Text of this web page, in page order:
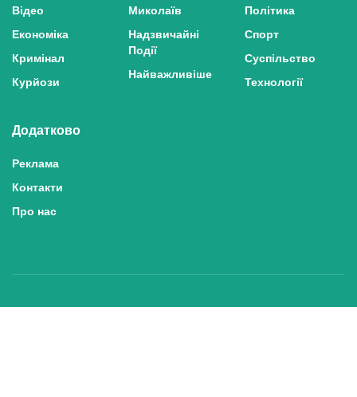
Відео
Економіка
Кримінал
Курйози
Миколаїв
Надзвичайні
Події
Найважливіше
Політика
Спорт
Суспільство
Технології
Додатково
Реклама
Контакти
Про нас
Політика конфіденційності та захисту персональних даних